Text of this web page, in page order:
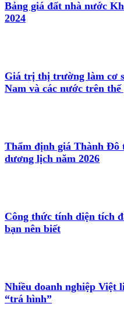
Bảng giá đất nhà nước
2024
Giá trị thị trường làm cơ
Nam và các nước trên
Thẩm định giá Thành Đô
dương lịch năm 2026
Công thức tính diện tích
bạn nên biết
Nhiều doanh nghiệp Việt
“trá hình”